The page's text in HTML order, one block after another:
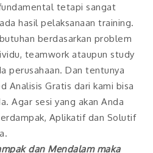
tetapi sangat
hasil pelaksanaan training.
berdasarkan problem
teamwork ataupun study
perusahaan. Dan tentunya
Analisis Gratis dari kami bisa
Agar sesi yang akan Anda
Aplikatif dan Solutif
dan Mendalam maka